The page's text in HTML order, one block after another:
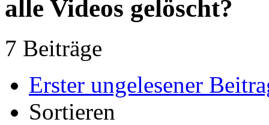
alle Videos gelöscht?
7 Beiträge
Erster ungelesener
Sortieren